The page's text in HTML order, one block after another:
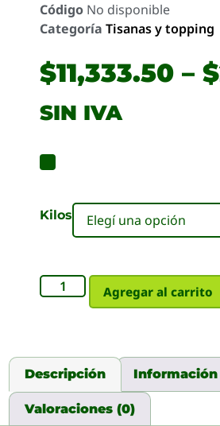
Código No disponible
Categoría Tisanas y topping
$11,333.50 – $
SIN IVA
Kilos
Agregar al carrito
Descripción
Valoraciones (0)